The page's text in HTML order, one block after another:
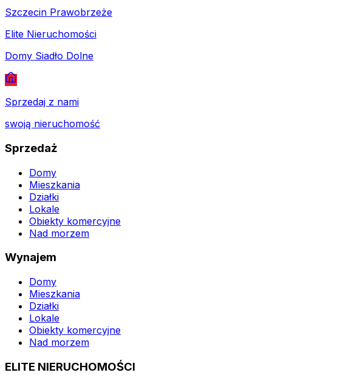
Szczecin Prawobrzeże
Elite Nieruchomości
Domy Siadło Dolne
Sprzedaj z nami
swoją nieruchomość
Sprzedaż
Domy
Mieszkania
Działki
Lokale
Obiekty komercyjne
Nad morzem
Wynajem
Domy
Mieszkania
Działki
Lokale
Obiekty komercyjne
Nad morzem
ELITE NIERUCHOMOŚCI